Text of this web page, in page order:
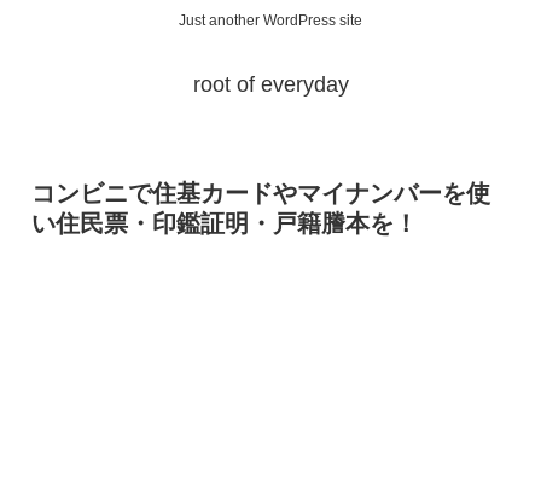
Just another WordPress site
root of everyday
コンビニで住基カードやマイナンバーを使
い住民票・印鑑証明・戸籍謄本を！